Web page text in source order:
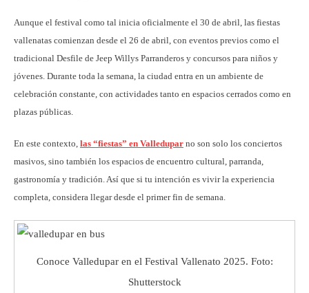
Aunque el festival como tal inicia oficialmente el 30 de abril, las fiestas
vallenatas comienzan desde el 26 de abril, con eventos previos como el
tradicional Desfile de Jeep Willys Parranderos y concursos para niños y
jóvenes. Durante toda la semana, la ciudad entra en un ambiente de
celebración constante, con actividades tanto en espacios cerrados como en
plazas públicas.
En este contexto, las “fiestas” en Valledupar no son solo los conciertos
masivos, sino también los espacios de encuentro cultural, parranda,
gastronomía y tradición. Así que si tu intención es vivir la experiencia
completa, considera llegar desde el primer fin de semana.
Conoce Valledupar en el Festival Vallenato 2025. Foto:
Shutterstock